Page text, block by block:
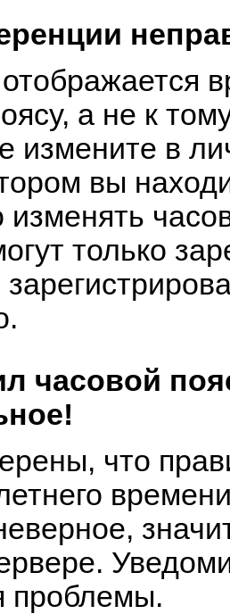
а не к
измените в
вы
изменять
только
часовой
что
проблемы.